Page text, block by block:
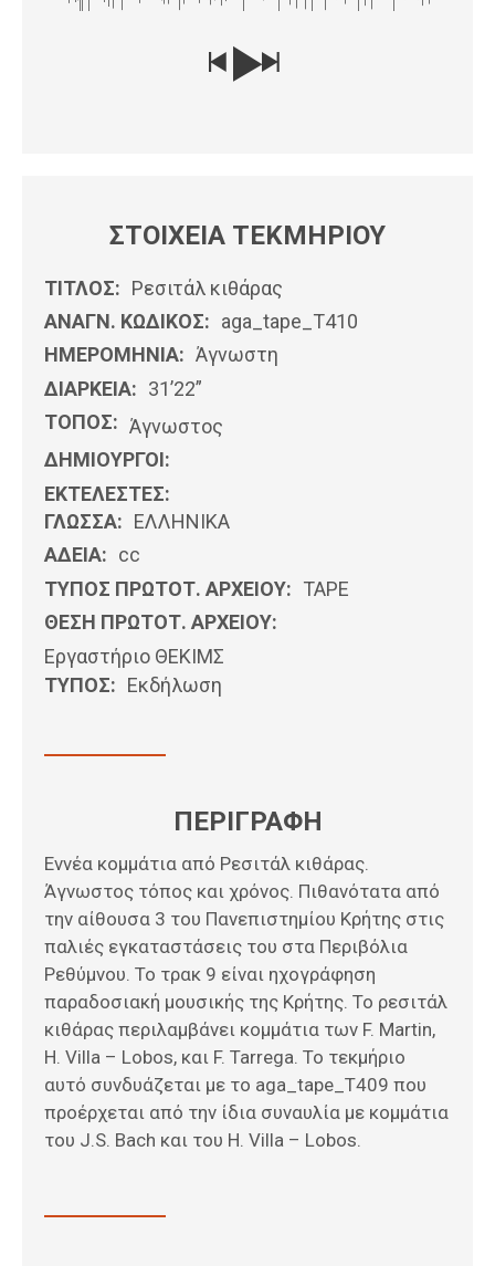
ΣΤΟΙΧΕΙΑ ΤΕΚΜΗΡΙΟΥ
ΤΙΤΛΟΣ: Ρεσιτάλ κιθάρας
ΑΝΑΓΝ. ΚΩΔΙΚΟΣ: aga_tape_T410
ΗΜΕΡΟΜΗΝΊΑ: Άγνωστη
ΔΙΑΡΚΕΙΑ: 31’22”
ΤΟΠΟΣ: Άγνωστος
ΔΗΜΙΟΥΡΓΟΙ:
ΕΚΤΕΛΕΣΤΕΣ:
ΓΛΩΣΣΑ: ΕΛΛΗΝΙΚΆ
ΑΔΕΙΑ: cc
ΤΥΠΟΣ ΠΡΩΤΟΤ. ΑΡΧΕΙΟΥ: ΤΑΡΕ
ΘΕΣΗ ΠΡΩΤΟΤ. ΑΡΧΕΙΟΥ:
Εργαστήριο ΘΕΚΙΜΣ
ΤΥΠΟΣ: Εκδήλωση
ΠΕΡΙΓΡΑΦΗ
Εννέα κομμάτια από Ρεσιτάλ κιθάρας.
Άγνωστος τόπος και χρόνος. Πιθανότατα από
την αίθουσα 3 του Πανεπιστημίου Κρήτης στις
παλιές εγκαταστάσεις του στα Περιβόλια
Ρεθύμνου. Το τρακ 9 είναι ηχογράφηση
παραδοσιακή μουσικής της Κρήτης. To ρεσιτάλ
κιθάρας περιλαμβάνει κομμάτια των F. Martin,
H. Villa – Lobos, και F. Tarrega. Το τεκμήριο
αυτό συνδυάζεται με το aga_tape_T409 που
προέρχεται από την ίδια συναυλία με κομμάτια
του J.S. Bach και του H. Villa – Lobos.